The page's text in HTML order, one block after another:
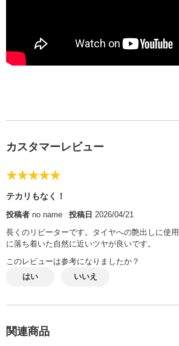
カスタマーレビュー
★★★★★
テカリもなく！
投稿者 no name 投稿日 2026/04/21
長くのリピーターです。タイヤへの艶出しに使
に落ち着いた自然に近いツヤが良いです。
このレビューは参考になりましたか？
はい
いいえ
関連商品